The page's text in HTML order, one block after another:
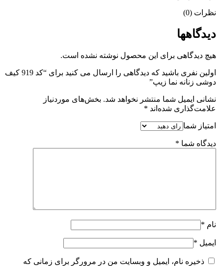
نظرات (0)
دیدگاهها
هیچ دیدگاهی برای این محصول نوشته نشده است.
اولین نفری باشید که دیدگاهی را ارسال می کنید برای “کد 919 کیف
دوشی زنانه نما زیپ”
نشانی ایمیل شما منتشر نخواهد شد. بخش‌های موردنیاز
علامت‌گذاری شده‌اند *
امتیاز شما
دیدگاه شما *
نام *
ایمیل *
ذخیره نام، ایمیل و وبسایت من در مرورگر برای زمانی که